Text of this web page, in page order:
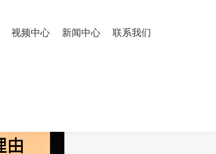
视频中心 新闻中心 联系我们